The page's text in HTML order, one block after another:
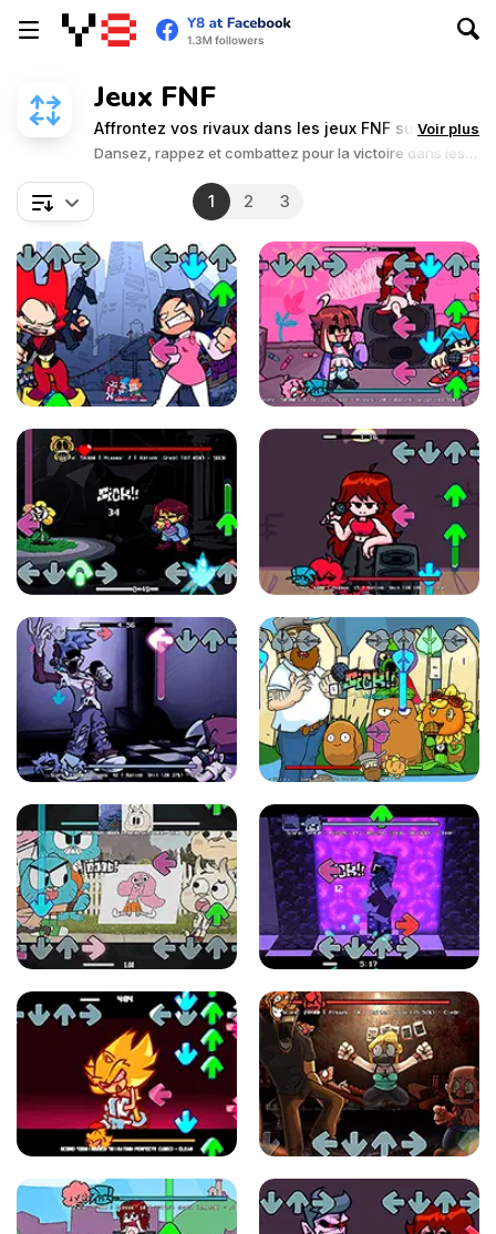
Jeux FNF
Affrontez vos rivaux dans les jeux FNF sur Y8 !
Dansez, rappez et combattez pour la victoire dans les
Voir plus
1 2 3